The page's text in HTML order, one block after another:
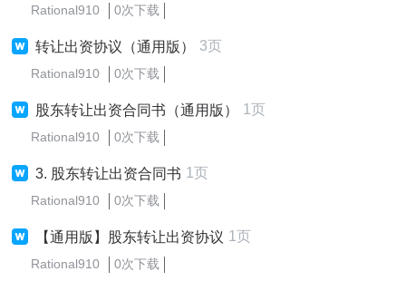
Rational910 0次下载
转让出资协议（通用版） 3页
Rational910 0次下载
股东转让出资合同书（通用版） 1页
Rational910 0次下载
3. 股东转让出资合同书 1页
Rational910 0次下载
【通用版】股东转让出资协议 1页
Rational910 0次下载